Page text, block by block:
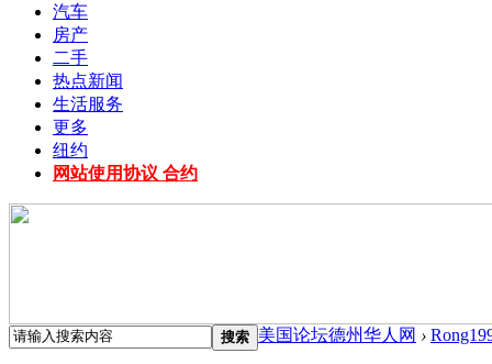
汽车
房产
二手
热点新闻
生活服务
更多
纽约
网站使用协议 合约
搜索 美国论坛德州华人网 ›